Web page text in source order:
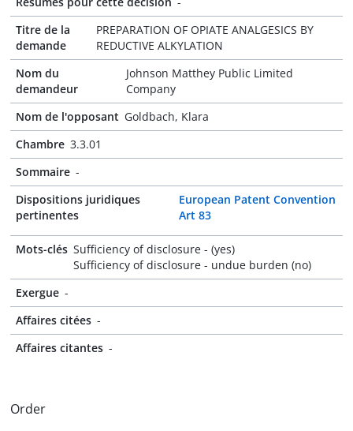
Titre de la
demande
PREPARATION OF OPIATE ANALGESICS BY
REDUCTIVE ALKYLATION
Nom du
demandeur
Johnson Matthey Public Limited
Company
Nom de l'opposant Goldbach, Klara
Chambre 3.3.01
Sommaire -
Dispositions juridiques
pertinentes
European Patent Convention
Art 83
Mots-clés Sufficiency of disclosure - (yes)
Sufficiency of disclosure - undue burden (no)
Exergue -
Affaires citées -
Affaires citantes -
Order